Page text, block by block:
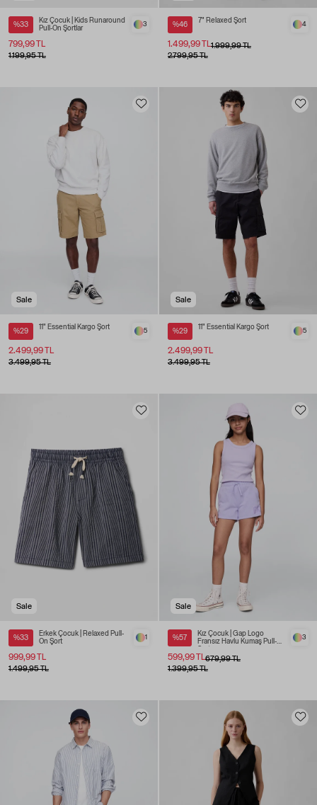
%33
Kız Çocuk | Kids Runaround
Pull-On Şortlar
799,99 TL
3
1.199,95 TL
%46
7" Relaxed Şort
1.999,99 TL
1.499,99 TL
4
2.799,95 TL
Sale
%29
11" Essential Kargo Şort
2.499,99 TL
5
3.499,95 TL
Sale
%29
11" Essential Kargo Şort
2.499,99 TL
5
3.499,95 TL
Sale
%33
Erkek Çocuk | Relaxed Pull-
On Şort
999,99 TL
1
1.499,95 TL
Sale
%57
Kız Çocuk | Gap Logo
Fransız Havlu Kumaş Pull-On
Şort
679,99 TL
599,99 TL
3
1.399,95 TL